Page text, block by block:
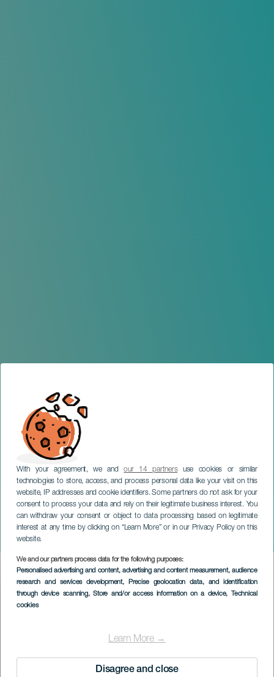
With your agreement, we andour 14 partnersuse cookies or similar
technologies to store, access, and process personal data like your visit on this
website, IP addresses and cookie identifiers. Some partners do not ask for your
consent to process your data and rely on their legitimate business interest. You
can withdraw your consent or object to data processing based on legitimate
interest at any time by clicking on “Learn More” or in our Privacy Policy on this
website.
We and our partners process data for the following purposes:
Personalised advertising and content, advertising and content measurement, audience
research and services development, Precise geolocation data, and identification
through device scanning, Store and/or access information on a device, Technical
cookies
Learn More →
Disagree and close
Trail Toscas de Arico
TENERIFFA
Imagen
Listado